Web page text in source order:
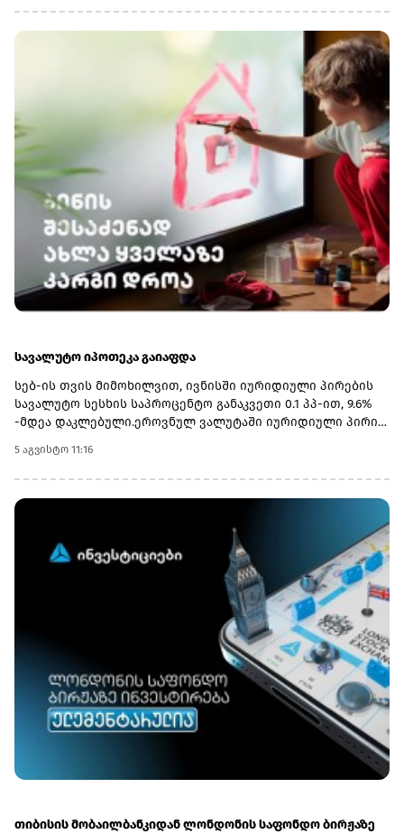
ხარისხის განვითარების ეროვნულ ცენტრში აკრედიტაციის
პროცესი უკვე წარმატებით გაიარეს. რაც შეეხება
სტუდენტებს, რომლებიც ამჟამად სწავლობენ სტუ-ის
აგრარულ მიმართულებებზე, ისინი სწავლას იმავე
უნივერსიტეტში დაასრულებენ.ამასთან, მიქანაძის თქმით,
უმაღლესი განათლების რეფორმის ფარგლებში
აკრედიტაცია გაიარა კიდევ ორმა რეგიონულმა
სასწავლებელმა - შოთა მესხიას სახელობის ზუგდიდის
სახელმწიფო უნივერსიტეტმა და სამცხე-ჯავახეთის
სახელმწიფო უნივერსიტეტმა, რომლებიც ტურიზმის
საგანმანათლებლო პროგრამებს
განახორციელებენ.მინისტრმა აღნიშნა, რომ რეგიონულ
უნივერსიტეტებში პრიორიტეტულ მიმართულებებად
სწორედ ვიწრო პროფილური სფეროები: პედაგოგიკა,
ტურიზმი და აგრარული პროგრამები განისაზღვრა, რის
გამოც იმ სასწავლებლებს, რომლებსაც ახალი
მიმართულებები დაემატათ, სტუდენტთა მიღების
კვოტებიც გაეზარდათ.
სავალუტო იპოთეკა გაიაფდა
სებ-ის თვის მიმოხილვით, ივნისში იურიდიული პირების
სავალუტო სესხის საპროცენტო განაკვეთი 0.1 პპ-ით, 9.6%
-მდეა დაკლებული.ეროვნულ ვალუტაში იურიდიული პირის
დან.მიმოხილვაშის ასევე სავალუტო დაკრედიტების
აჩქარებაზეა აღნიშნული, ტემპი 0.4 პპ-ით, 14.2%-მდე
გაიზარდა,ხოლო ეროვნული ვალუტით კი 0.2 პპ-
ლარია. მ.შ. 10 მლრდ ლარია ადგილობრივ ვალუტაში, 4.2
მლრდ ლარამდე ეკვივალენტი კი უცხოურ ვალუტაში..
5 აგვისტო 11:16
თიბისის მობაილბანკიდან ლონდონის საფონდო ბირჟაზე